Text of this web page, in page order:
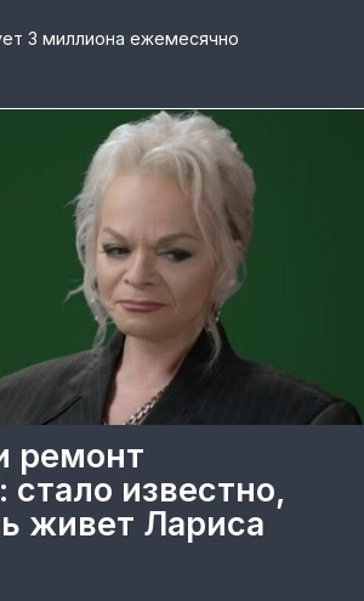
3 миллиона ежемесячно
ремонт
стало известно,
живет Лариса